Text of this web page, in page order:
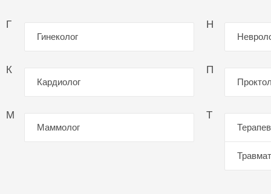
Г
Гинеколог
К
Кардиолог
М
Маммолог
Н
П
Т